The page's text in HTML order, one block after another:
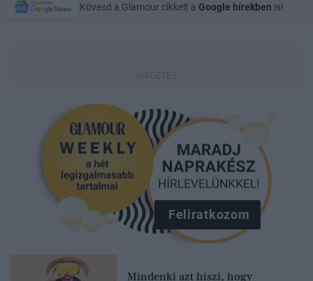
Kövesd a Glamour cikkeit a Google hírekben is!
Feliratkozom
Mindenki azt hiszi, hogy